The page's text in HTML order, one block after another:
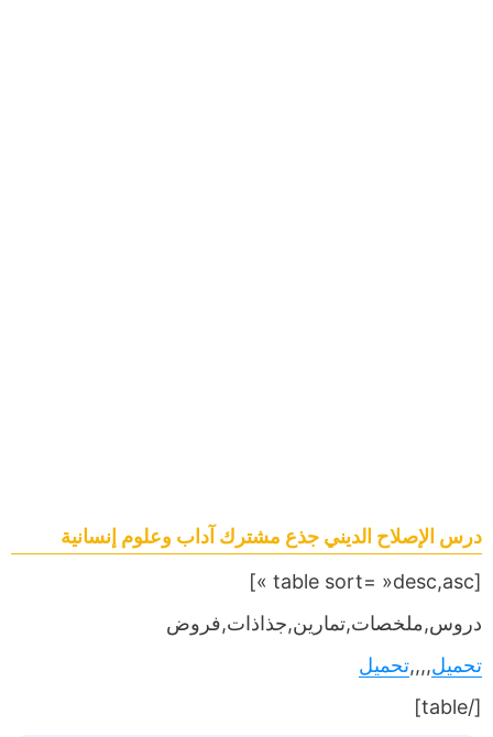
درس الإصلاح الديني جذع مشترك آداب وعلوم إنسانية
[table sort= »desc,asc »]
دروس,ملخصات,تمارين,جذاذات,فروض
تحميل,,,,تحميل
[/table]